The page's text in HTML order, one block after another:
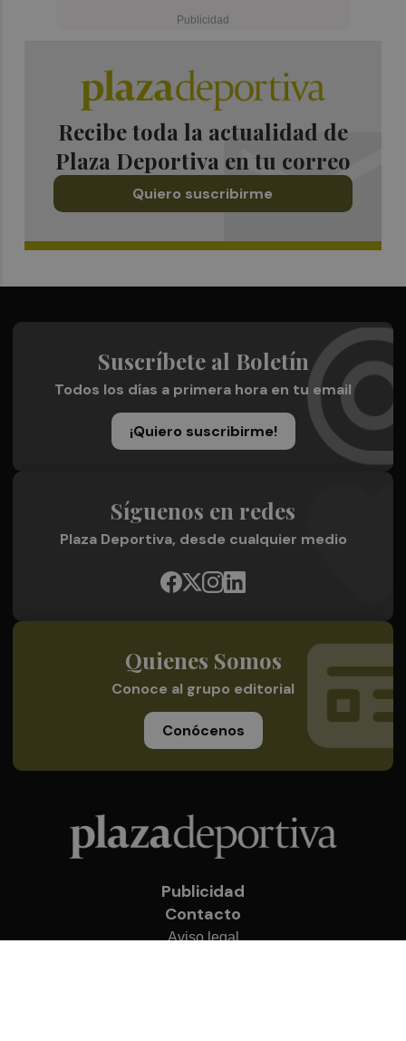
Recibe toda la actualidad de
Plaza Deportiva en tu correo
Quiero suscribirme
Suscríbete al Boletín
Todos los días a primera hora en tu email
¡Quiero suscribirme!
Síguenos en redes
Plaza Deportiva, desde cualquier medio
Quienes Somos
Conoce al grupo editorial
Conócenos
Publicidad
Contacto
Aviso legal